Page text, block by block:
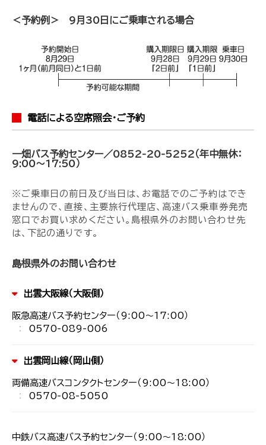
＜予約例＞ 9月30日にご乗車される場合
電話による空席照会・ご予約
一畑バス予約センター／0852-20-5252（年中無休：
9:00～17:50）
※ご乗車日の前日及び当日は、お電話でのご予約はでき
ませんので、直接、主要旅行代理店、高速バス乗車券発売
窓口でお買い求めください。島根県外のお問い合わせ先
は、下記の通りです。
島根県外のお問い合わせ
出雲大阪線（大阪側）
阪急高速バス予約センター（9:00～17:00）
0570-089-006
出雲岡山線（岡山側）
両備高速バスコンタクトセンター（9:00～18:00）
0570-08-5050
中鉄バス高速バス予約センター（9:00～18:00）